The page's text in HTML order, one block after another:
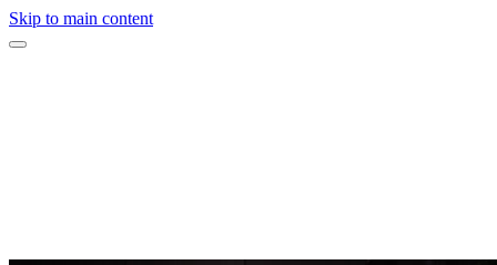
Skip to main content